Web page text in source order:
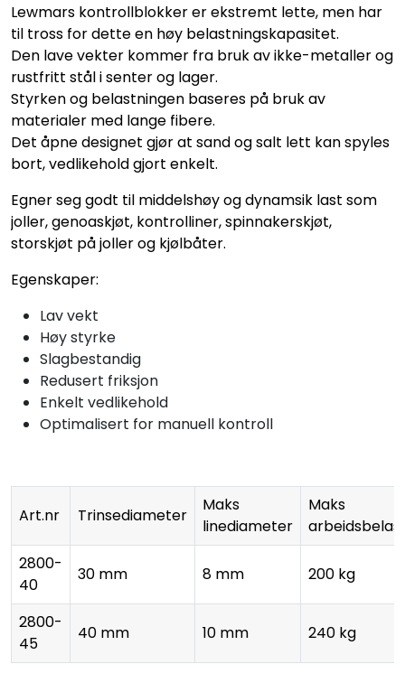
Lewmars kontrollblokker er ekstremt lette, men har
til tross for dette en høy belastningskapasitet.
Den lave vekter kommer fra bruk av ikke-metaller og
rustfritt stål i senter og lager.
Styrken og belastningen baseres på bruk av
materialer med lange fibere.
Det åpne designet gjør at sand og salt lett kan spyles
bort, vedlikehold gjort enkelt.
Egner seg godt til middelshøy og dynamsik last som
joller, genoaskjøt, kontrolliner, spinnakerskjøt,
storskjøt på joller og kjølbåter.
Egenskaper:
Lav vekt
Høy styrke
Slagbestandig
Redusert friksjon
Enkelt vedlikehold
Optimalisert for manuell kontroll
Art.nr Trinsediameter
Maks
linediameter
Maks
2800-
40
30 mm 8 mm 200 kg
2800-
45
40 mm 10 mm 240 kg